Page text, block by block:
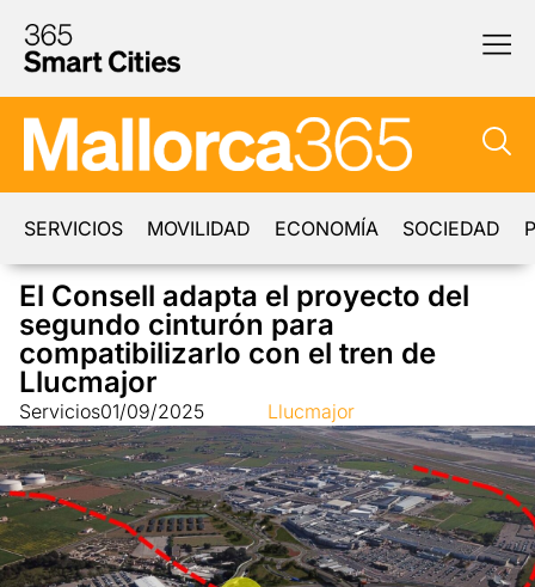
SERVICIOS MOVILIDAD ECONOMÍA SOCIEDAD
El Consell adapta el proyecto del
segundo cinturón para
compatibilizarlo con el tren de
Llucmajor
Servicios01/09/2025 Llucmajor